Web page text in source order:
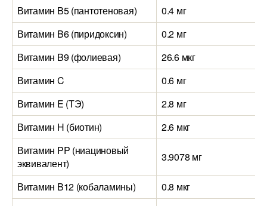
Витамин B5 (пантотеновая)
0.4 мг
Витамин B6 (пиридоксин)
0.2 мг
Витамин B9 (фолиевая)
26.6 мкг
Витамин C
0.6 мг
Витамин E (ТЭ)
2.8 мг
Витамин H (биотин)
2.6 мкг
Витамин PP (ниациновый
эквивалент)
3.9078 мг
Витамин B12 (кобаламины)
0.8 мкг